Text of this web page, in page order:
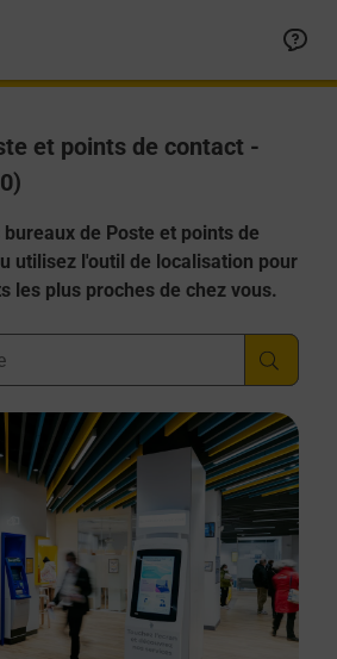
et points de contact -
de Poste et points de
utilisez l'outil de localisation pour
les plus proches de chez vous.
Postal